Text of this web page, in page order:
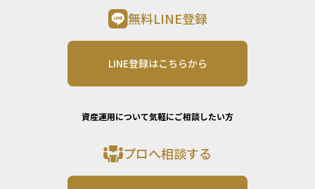
無料LINE登録
LINE登録はこちらから
資産運用について気軽にご相談したい方
プロへ相談する